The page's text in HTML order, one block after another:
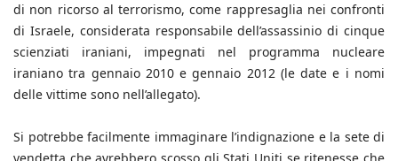
di non ricorso al terrorismo, come rappresaglia nei confronti
di Israele, considerata responsabile dell’assassinio di cinque
scienziati iraniani, impegnati nel programma nucleare
iraniano tra gennaio 2010 e gennaio 2012 (le date e i nomi
delle vittime sono nell’allegato).
Si potrebbe facilmente immaginare l’indignazione e la sete di